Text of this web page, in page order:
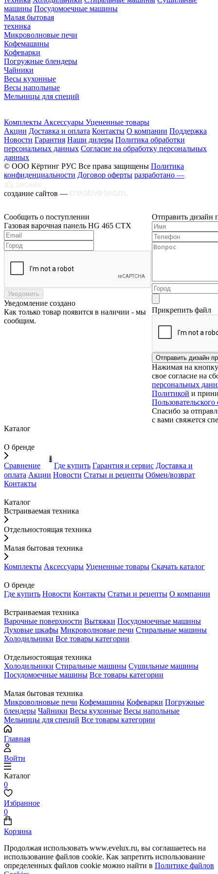
машины Посудомоечные машины
Малая бытовая
техника
Микроволновые печи
Кофемашины
Кофеварки
Погружные блендеры
Чайники
Весы кухонные
Весы напольные
Мельницы для специй
Комплекты Аксессуары Уцененные товары
Акции Доставка и оплата Контакты О компании Поддержка
Новости Гарантия Наши дилеры Политика обработки
персональных данных Согласие на обработку персональных
данных
© ООО Кёртинг РУС Все права защищены Политика
конфиденциальности Договор оферты разработано —
создание сайтов —
Сообщить о поступлении
Газовая варочная панель HG 465 CTX
Уведомить
Уведомление создано
Как только товар появится в наличии - мы
сообщим.
Отправить дизайн
Прикрепить файл
Нажимая на
свое согласие на
персональных
Политикой и
Спасибо за
с вами свяжется
Каталог
О бренде
Сравнение
0
Где купить Гарантия и сервис Доставка и
оплата Акции Новости Статьи и рецепты Обмен/возврат
Контакты
Каталог
Встраиваемая техника
Отдельностоящая техника
Малая бытовая техника
Комплекты Аксессуары Уцененные товары Скачать каталог
О бренде
Где купить Новости Контакты Статьи и рецепты О компании
Встраиваемая техника
Варочные поверхности Вытяжки Посудомоечные машины
Духовые шкафы Микроволновые печи Стиральные машины
Холодильники Все товары категории
Отдельностоящая техника
Холодильники Стиральные машины Сушильные машины
Посудомоечные машины Все товары категории
Малая бытовая техника
Микроволновые печи Кофемашины Кофеварки Погружные
блендеры Чайники Весы кухонные Весы напольные
Мельницы для специй Все товары категории
Главная
Войти
Каталог
0
Избранное
0
Корзина
Продолжая использовать www.evelux.ru, вы соглашаетесь на
использование файлов cookie. Как запретить использование
определенных файлов cookie можно найти в Политике файлов